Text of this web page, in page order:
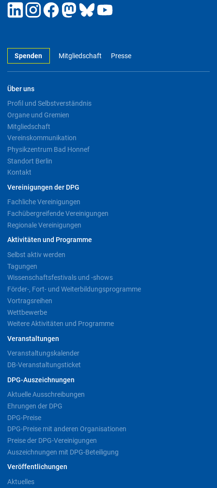
Spenden Mitgliedschaft Presse
Über uns
Profil und Selbstverständnis
Organe und Gremien
Mitgliedschaft
Vereinskommunikation
Physikzentrum Bad Honnef
Standort Berlin
Kontakt
Vereinigungen der DPG
Fachliche Vereinigungen
Fachübergreifende Vereinigungen
Regionale Vereinigungen
Aktivitäten und Programme
Selbst aktiv werden
Tagungen
Wissenschaftsfestivals und -shows
Förder-, Fort- und Weiterbildungsprogramme
Vortragsreihen
Wettbewerbe
Weitere Aktivitäten und Programme
Veranstaltungen
Veranstaltungskalender
DB-Veranstaltungsticket
DPG-Auszeichnungen
Aktuelle Ausschreibungen
Ehrungen der DPG
DPG-Preise
DPG-Preise mit anderen Organisationen
Preise der DPG-Vereinigungen
Auszeichnungen mit DPG-Beteiligung
Veröffentlichungen
Aktuelles